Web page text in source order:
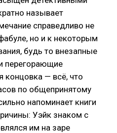
называет
справедливо не
но и к некоторым
будь то внезапные
перегорающие
концовка — всё, что
по общепринятому
напоминает книги
Уэйк знаком с
им на заре